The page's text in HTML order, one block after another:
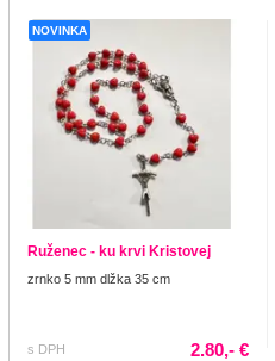
NOVINKA
Ruženec - ku krvi Kristovej
zrnko 5 mm dlžka 35 cm
s DPH 2.80,- €